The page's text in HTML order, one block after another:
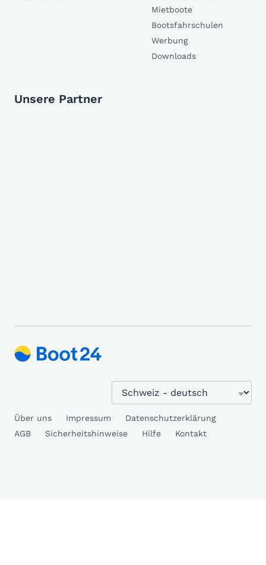
Mietboote
Bootsfahrschulen
Werbung
Downloads
Unsere Partner
Über uns Impressum
Datenschutzerklärung
AGB
Sicherheitshinweise Hilfe Kontakt